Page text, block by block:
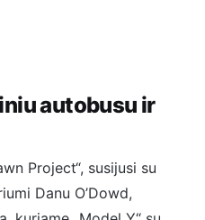
autobusu ir
Project“, susijusi su
Danu O’Dowd,